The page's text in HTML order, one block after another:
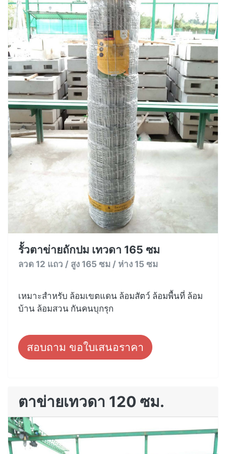
รั้วตาข่ายถักปม เทวดา 165 ซม
ลวด 12 แถว / สูง 165 ซม / ห่าง 15 ซม
เหมาะสำหรับ ล้อมเขตแดน ล้อมสัตว์ ล้อมพื้นที่ ล้อม
บ้าน ล้อมสวน กันคนบุกรุก
สอบถาม ขอใบเสนอราคา
ตาข่ายเทวดา 120 ซม.